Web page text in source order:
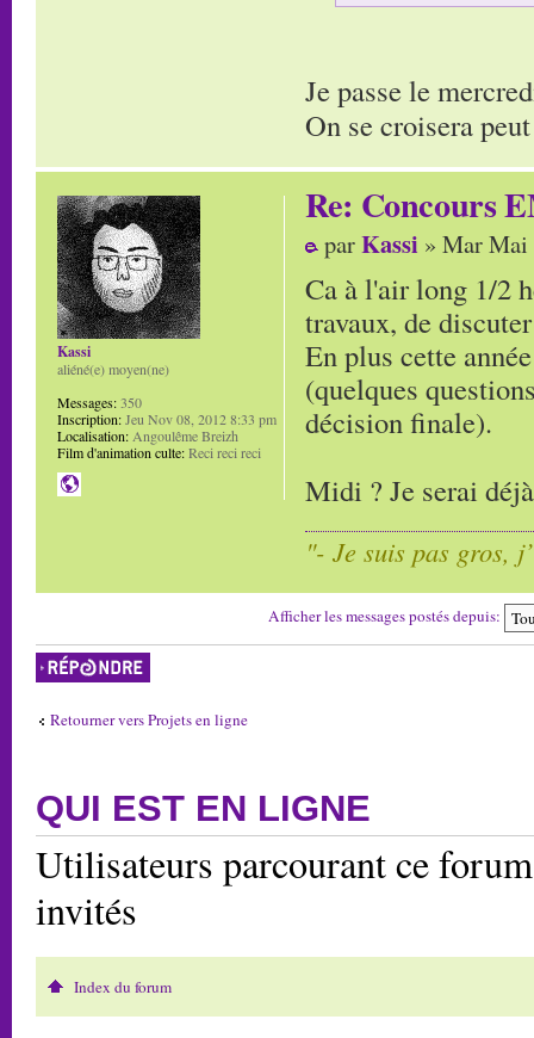
Je passe le
On se croisera
Re: Concours
parKassi » Mar Mai
Ca à l'air long 1/2
travaux, de
En plus cette
(quelques
décision finale).
Midi ? Je serai
"- Je suis pas gros,
Kassi
aliéné(e) moyen(ne)
Messages:350
Inscription:Jeu Nov 08, 2012 8:33 pm
Localisation:Angoulême Breizh
Film d'animation culte:Reci reci reci
Afficher les messages postés depuis:
Répondre
Retourner vers Projets en ligne
QUI EST EN LIGNE
Utilisateurs parcourant ce
invités
Index du forum